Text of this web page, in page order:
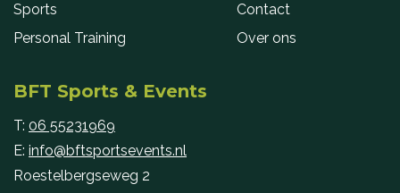
Sports
Personal Training
Contact
Over ons
BFT Sports & Events
T: 06 55231969
E: info@bftsportsevents.nl
Roestelbergseweg 2